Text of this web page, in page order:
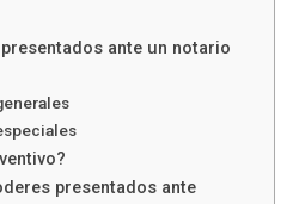
ante un notario
presentados ante